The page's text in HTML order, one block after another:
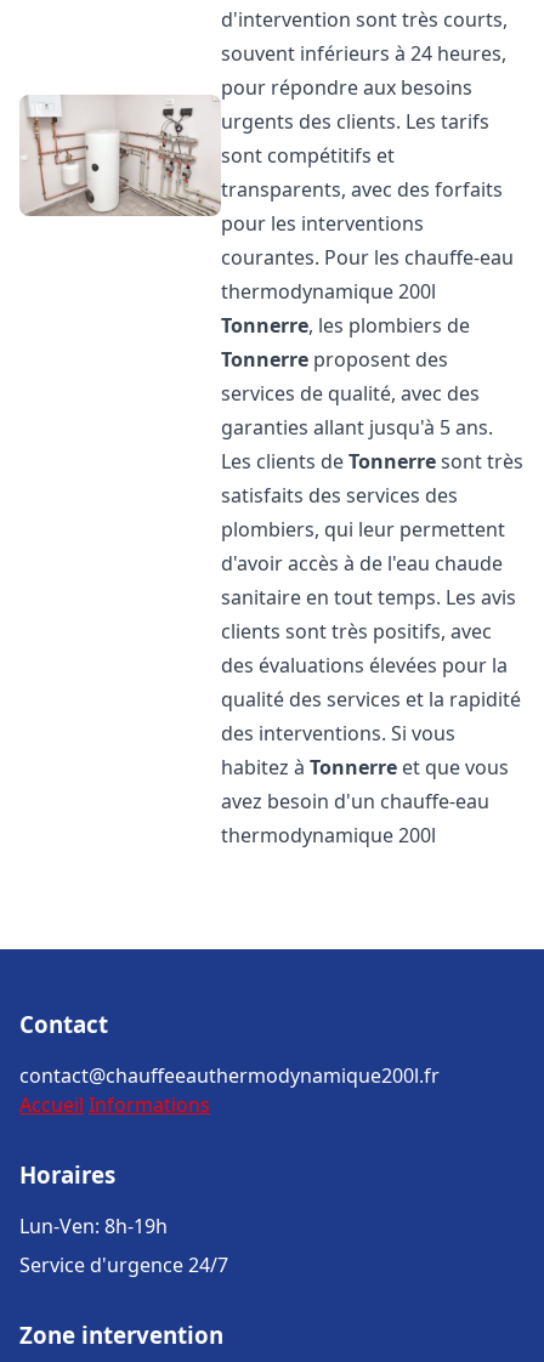
d'intervention sont très courts,
souvent inférieurs à 24 heures,
pour répondre aux besoins
urgents des clients. Les tarifs
sont compétitifs et
transparents, avec des forfaits
pour les interventions
courantes. Pour les chauffe-eau
thermodynamique 200l
Tonnerre, les plombiers de
Tonnerre proposent des
services de qualité, avec des
garanties allant jusqu'à 5 ans.
Les clients deTonnerresont très
satisfaits des services des
plombiers, qui leur permettent
d'avoir accès à de l'eau chaude
sanitaire en tout temps. Les avis
clients sont très positifs, avec
des évaluations élevées pour la
qualité des services et la rapidité
des interventions. Si vous
habitez àTonnerre et que vous
avez besoin d'un chauffe-eau
thermodynamique 200l
Contact
contact@chauffeeauthermodynamique200l.fr
Accueil Informations
Horaires
Lun-Ven: 8h-19h
Service d'urgence 24/7
Zone intervention